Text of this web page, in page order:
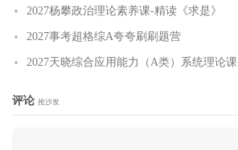
2027杨攀政治理论素养课-精读《求是》
2027事考超格综A夸夸刷刷题营
2027天晓综合应用能力（A类）系统理论课
评论 抢沙发